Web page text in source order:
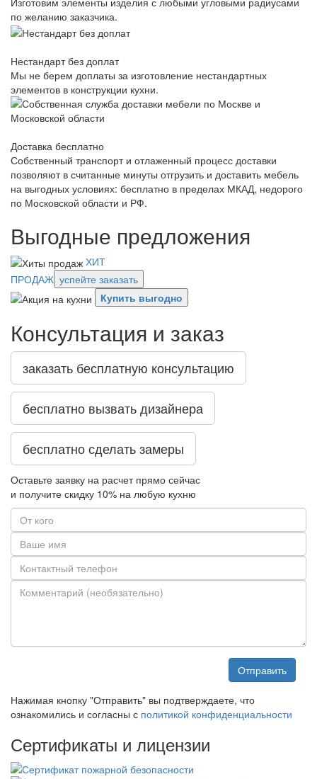
по желанию заказчика.
Нестандарт без доплат
Мы не берем доплаты за изготовление нестандартных
элементов в конструкции кухни.
Доставка бесплатно
Собственный транспорт и отлаженный процесс доставки
позволяют в считанные минуты отгрузить и доставить мебель
на выгодных условиях: бесплатно в пределах МКАД, недорого
по Московской области и РФ.
Выгодные предложения
ХИТ
ПРОДАЖ успейте заказать
Купить выгодно
Консультация и заказ
заказать бесплатную консультацию
бесплатно вызвать дизайнера
бесплатно сделать замеры
Оставьте заявку на расчет прямо сейчас
и получите скидку 10% на любую кухню
Отправить
Нажимая кнопку "Отправить" вы подтверждаете, что
ознакомились и согласны с политикой конфиденциальности
Сертификаты и лицензии